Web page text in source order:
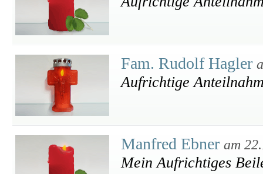
Fam. Rudolf Hagler
Aufrichtige
Manfred Ebner am
Mein Aufrichtiges